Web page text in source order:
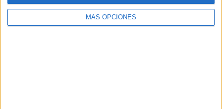
MÁS OPCIONES